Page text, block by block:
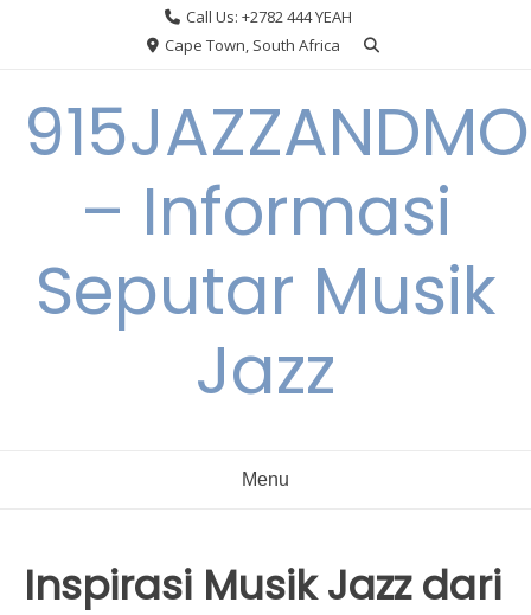
Call Us: +2782 444 YEAH
Cape Town, South Africa
– Informasi
Seputar Musik
Jazz
Menu
Inspirasi Musik Jazz dari